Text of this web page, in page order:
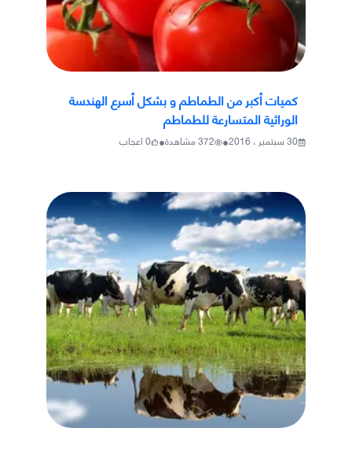
كميات أكبر من الطماطم و بشكل أسرع الهندسة
الوراثية المتسارعة للطماطم
30 سبتمبر ، 2016 •
372مشاهدة•
0اعجاب